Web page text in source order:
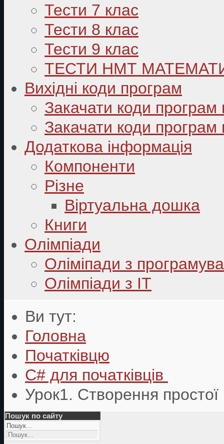
Тести 7 клас
Тести 8 клас
Тести 9 клас
ТЕСТИ НМТ
Вихідні коди програм
Закачати коди програм
Закачати коди програм
Додаткова інформація
Компоненти
Різне
Віртуальна дошка
Книги
Олімпіади
Оліміпади з
Олімпіади з ІТ
Ви тут:
Головна
Початківцю
C# для початківців
Урок1. Створення
Пошук по сайту
Пошук...